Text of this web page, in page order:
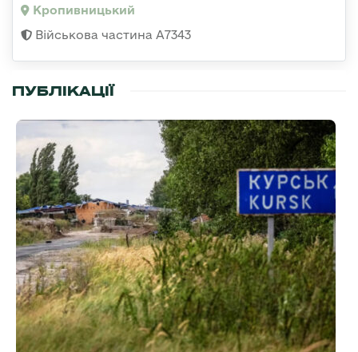
Кропивницький
Військова частина А7343
ПУБЛІКАЦІЇ